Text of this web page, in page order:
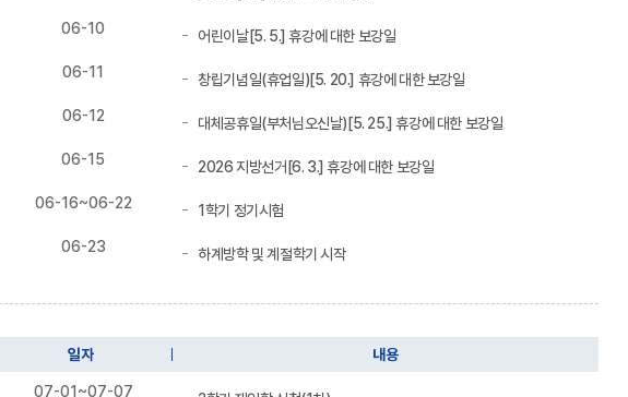
06-10 어린이날[5. 5.] 휴강에 대한 보강일
06-11 창립기념일(휴업일)[5. 20.] 휴강에 대한 보강일
06-12 대체공휴일(부처님오신날)[5. 25.] 휴강에 대한 보강일
06-15 2026 지방선거[6. 3.] 휴강에 대한 보강일
06-16~06-22 1학기 정기시험
06-23 하계방학 및 계절학기 시작
일자 내용
07-01~07-07